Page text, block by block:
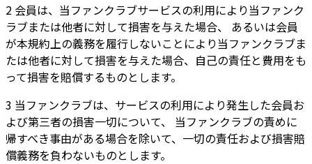
2 会員は、当ファンクラブサービスの利用により当ファンク
ラブまたは他者に対して損害を与えた場合、 あるいは会員
が本規約上の義務を履行しないことにより当ファンクラブま
たは他者に対して損害を与えた場合、自己の責任と費用をも
って損害を賠償するものとします。
3 当ファンクラブは、サービスの利用により発生した会員お
よび第三者の損害一切について、 当ファンクラブの責めに
帰すべき事由がある場合を除いて、一切の責任および損害賠
償義務を負わないものとします。